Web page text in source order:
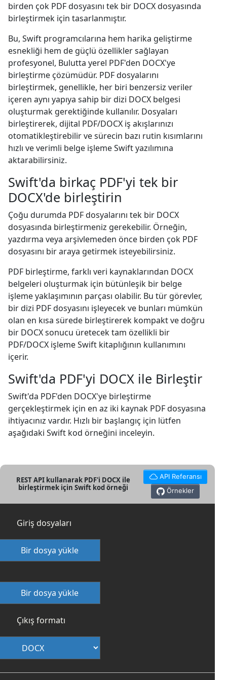
birden çok PDF dosyasını tek bir DOCX dosyasında
birleştirmek için tasarlanmıştır.
Bu, Swift programcılarına hem harika geliştirme
esnekliği hem de güçlü özellikler sağlayan
profesyonel, Bulutta yerel PDF'den DOCX'ye
birleştirme çözümüdür. PDF dosyalarını
birleştirmek, genellikle, her biri benzersiz veriler
içeren aynı yapıya sahip bir dizi DOCX belgesi
oluşturmak gerektiğinde kullanılır. Dosyaları
birleştirerek, dijital PDF/DOCX iş akışlarınızı
otomatikleştirebilir ve sürecin bazı rutin kısımlarını
hızlı ve verimli belge işleme Swift yazılımına
aktarabilirsiniz.
Swift'da birkaç PDF'yi tek bir
DOCX'de birleştirin
Çoğu durumda PDF dosyalarını tek bir DOCX
dosyasında birleştirmeniz gerekebilir. Örneğin,
yazdırma veya arşivlemeden önce birden çok PDF
dosyasını bir araya getirmek isteyebilirsiniz.
PDF birleştirme, farklı veri kaynaklarından DOCX
belgeleri oluşturmak için bütünleşik bir belge
işleme yaklaşımının parçası olabilir. Bu tür görevler,
bir dizi PDF dosyasını işleyecek ve bunları mümkün
olan en kısa sürede birleştirerek kompakt ve doğru
bir DOCX sonucu üretecek tam özellikli bir
PDF/DOCX işleme Swift kitaplığının kullanımını
içerir.
Swift'da PDF'yi DOCX ile Birleştir
Swift'da PDF'den DOCX'ye birleştirme
gerçekleştirmek için en az iki kaynak PDF dosyasına
ihtiyacınız vardır. Hızlı bir başlangıç için lütfen
aşağıdaki Swift kod örneğini inceleyin.
REST API kullanarak PDF'i DOCX ile
birleştirmek için Swift kod örneği
API Referansı
Örnekler
Giriş dosyaları
Bir dosya yükle
Bir dosya yükle
Çıkış formatı